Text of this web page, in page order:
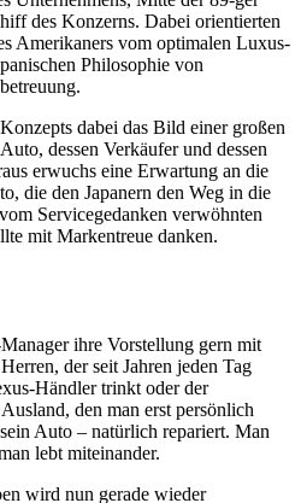
des Konzerns. Dabei orientierten
Amerikaners vom optimalen Luxus-
Philosophie von
dabei das Bild einer großen
dessen Verkäufer und dessen
erwuchs eine Erwartung an die
die den Japanern den Weg in die
Servicegedanken verwöhnten
mit Markentreue danken.
ihre Vorstellung gern mit
der seit Jahren jeden Tag
Händler trinkt oder der
den man erst persönlich
Auto – natürlich repariert. Man
lebt miteinander.
wird nun gerade wieder